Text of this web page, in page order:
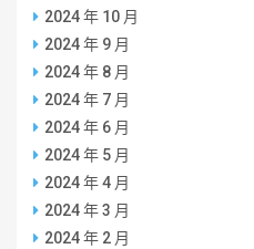
2024 年 10 月
2024 年 9 月
2024 年 8 月
2024 年 7 月
2024 年 6 月
2024 年 5 月
2024 年 4 月
2024 年 3 月
2024 年 2 月